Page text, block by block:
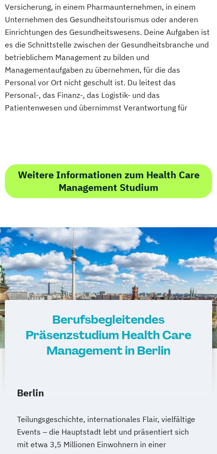
Versicherung, in einem Pharmaunternehmen, in einem
Unternehmen des Gesundheitstourismus oder anderen
Einrichtungen des Gesundheitswesens. Deine Aufgaben ist
es die Schnittstelle zwischen der Gesundheitsbranche und
betrieblichem Management zu bilden und
Managementaufgaben zu übernehmen, für die das
Personal vor Ort nicht geschult ist. Du leitest das
Personal-, das Finanz-, das Logistik- und das
Patientenwesen und übernimmst Verantwortung für
Weitere Informationen zum Health Care
Management Studium
Berufsbegleitendes
Präsenzstudium Health Care
Management in Berlin
Berlin
Teilungsgeschichte, internationales Flair, vielfältige
Events – die Hauptstadt lebt und präsentiert sich
mit etwa 3,5 Millionen Einwohnern in einer